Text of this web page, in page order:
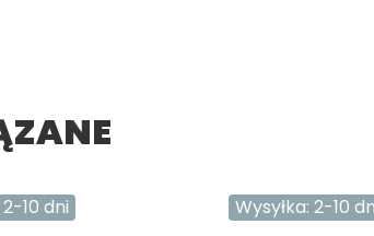
10 dni Wysyłka: 2-10